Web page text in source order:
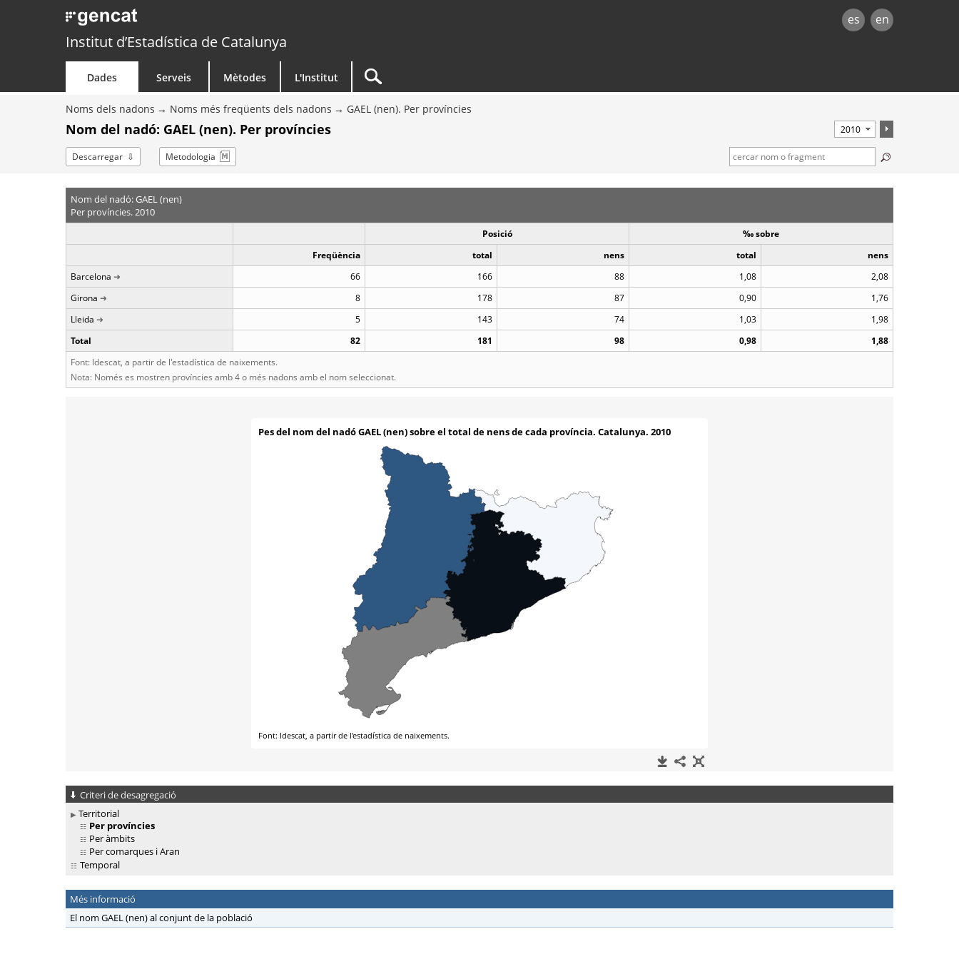
es en
Institut d’Estadística de Catalunya
Dades Serveis Mètodes L'Institut
Noms dels nadons Noms més freqüents dels nadons GAEL (nen). Per províncies
Nom del nadó: GAEL (nen). Per províncies
Descarregar Metodologia
Nom del nadó: GAEL (nen)
Per províncies. 2010
Posició
‰ sobre
Freqüència
total nens total
nens
Barcelona
66 166 88 1,08
2,08
Girona
8 178 87 0,90
1,76
Lleida
5 143 74 1,03
1,98
Total
82 181 98 0,98
1,88
Font: Idescat, a partir de l'estadística de naixements.
Nota: Només es mostren províncies amb 4 o més nadons amb el nom seleccionat.
Criteri de desagregació
Territorial
Per províncies
Per àmbits
Per comarques i Aran
Temporal
Més informació
El nom GAEL (nen) al conjunt de la població